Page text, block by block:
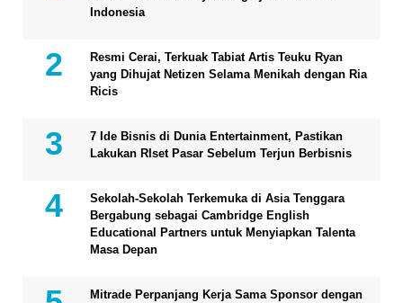
Indonesia
Resmi Cerai, Terkuak Tabiat Artis Teuku Ryan
yang Dihujat Netizen Selama Menikah dengan Ria
Ricis
7 Ide Bisnis di Dunia Entertainment, Pastikan
Lakukan RIset Pasar Sebelum Terjun Berbisnis
Sekolah-Sekolah Terkemuka di Asia Tenggara
Bergabung sebagai Cambridge English
Educational Partners untuk Menyiapkan Talenta
Masa Depan
Mitrade Perpanjang Kerja Sama Sponsor dengan